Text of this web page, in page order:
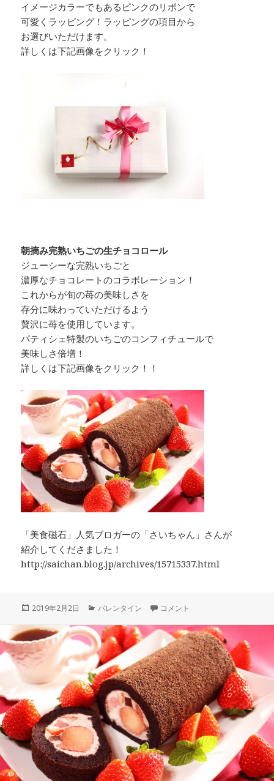
イメージカラーでもあるピンクのリボンで
可愛くラッピング！ラッピングの項目から
お選びいただけます。
詳しくは下記画像をクリック！
朝摘み完熟いちごの生チョコロール
ジューシーな完熟いちごと
濃厚なチョコレートのコラボレーション！
これからが旬の苺の美味しさを
存分に味わっていただけるよう
贅沢に苺を使用しています。
パティシェ特製のいちごのコンフィチュールで
美味しさ倍増！
詳しくは下記画像をクリック！！
「美食磁石」人気ブロガーの「さいちゃん」さんが
紹介してくださました！
http://saichan.blog.jp/archives/15715337.html
投
日:
2019年2月2日
カ
ゴ
リ
ー
バレンタイン 【ピンクのリボンラッピング】
コメント